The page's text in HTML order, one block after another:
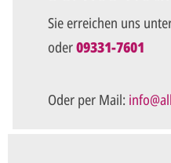
Datenschutz*
Ich habe die
Sie erreichen uns
oder09331-7601
Oder per Mail: